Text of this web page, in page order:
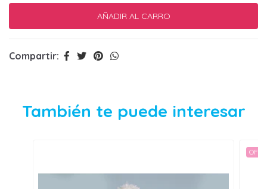
Compartir:
También te puede interesar